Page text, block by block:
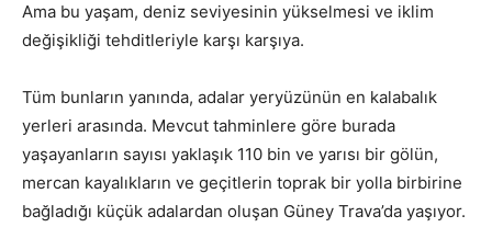
Ama bu yaşam, deniz seviyesinin yükselmesi ve iklim
değişikliği tehditleriyle karşı karşıya.
Tüm bunların yanında, adalar yeryüzünün en kalabalık
yerleri arasında. Mevcut tahminlere göre burada
yaşayanların sayısı yaklaşık 110 bin ve yarısı bir gölün,
mercan kayalıkların ve geçitlerin toprak bir yolla birbirine
bağladığı küçük adalardan oluşan Güney Trava’da yaşıyor.